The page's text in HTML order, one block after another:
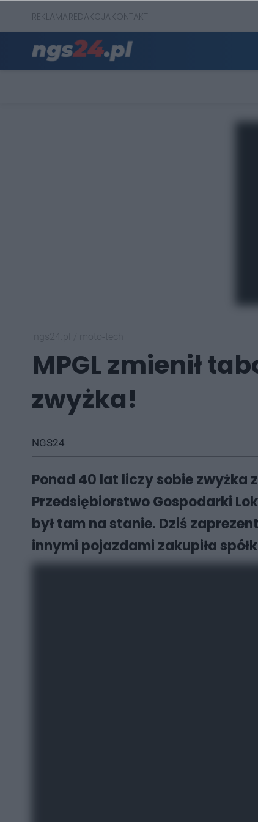
REKLAMAREDAKCJAKONTAKT
MPGL zmienił
zwyżka!
NGS24
Ponad 40 lat liczy sobie zwyżka
Przedsiębiorstwo Gospodarki
był tam na stanie. Dziś
innymi pojazdami zakupiła